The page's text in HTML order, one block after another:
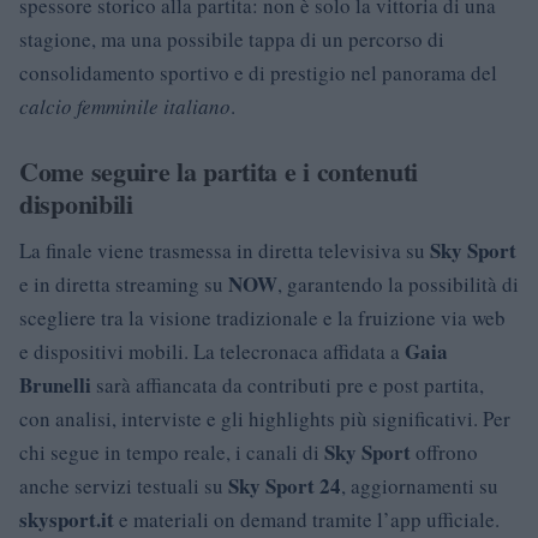
stagione, ma una possibile tappa di un percorso di
consolidamento sportivo e di prestigio nel panorama del
calcio femminile italiano.
Come seguire la partita e i contenuti
disponibili
La finale viene trasmessa in diretta televisiva su Sky Sport
e in diretta streaming su NOW, garantendo la possibilità di
scegliere tra la visione tradizionale e la fruizione via web
e dispositivi mobili. La telecronaca affidata a Gaia
Brunelli sarà affiancata da contributi pre e post partita,
con analisi, interviste e gli highlights più significativi. Per
chi segue in tempo reale, i canali di Sky Sport offrono
anche servizi testuali su Sky Sport 24, aggiornamenti su
skysport.it e materiali on demand tramite l’app ufficiale.